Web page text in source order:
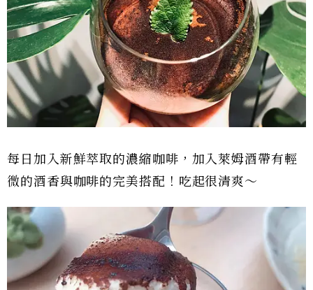
每日加入新鮮萃取的濃縮咖啡，加入萊姆酒帶有輕
微的酒香與咖啡的完美搭配！吃起很清爽～